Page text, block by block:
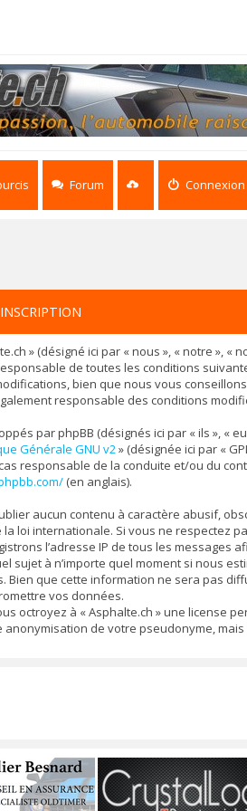
Forum Connexion
» (désigné ici par « nous », « notre »,
de toutes les conditions
bien que nous vous
responsable des conditions
par phpBB (désignés ici par « ils », «
Générale GNU v2» (désignée ici par «
responsable de la conduite et/ou du
(en anglais).
aucun contenu à caractère abusif,
loi internationale. Si vous ne respectez
l’adresse IP de tous les messages
sujet à n’importe quel moment si nous
Bien que cette information ne sera pas
vos données.
octroyez à « Asphalte.ch » une license
de votre pseudonyme,